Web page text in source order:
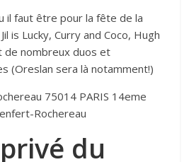
il faut être pour la fête de la
is Lucky, Curry and Coco, Hugh
de nombreux duos et
(Oreslan sera là notamment!)
75014 PARIS 14eme
Rochereau
du